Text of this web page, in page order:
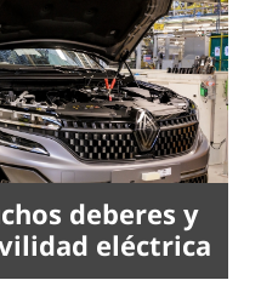
deberes y
eléctrica